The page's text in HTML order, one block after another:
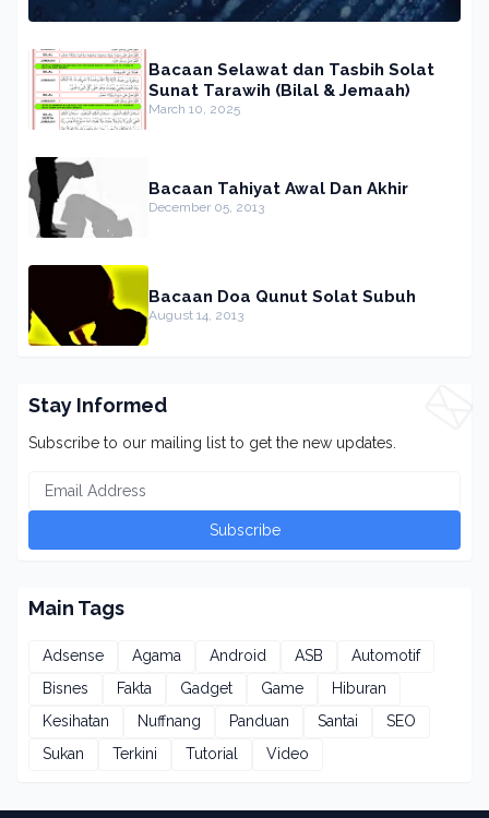
Bacaan Selawat dan Tasbih Solat
Sunat Tarawih (Bilal & Jemaah)
March 10, 2025
Bacaan Tahiyat Awal Dan Akhir
December 05, 2013
Bacaan Doa Qunut Solat Subuh
August 14, 2013
Stay Informed
Subscribe to our mailing list to get the new updates.
Main Tags
Adsense Agama Android ASB
Automotif
Bisnes
Fakta Gadget Game
Hiburan
Kesihatan
Nuffnang Panduan Santai
SEO
Sukan
Terkini Tutorial Video